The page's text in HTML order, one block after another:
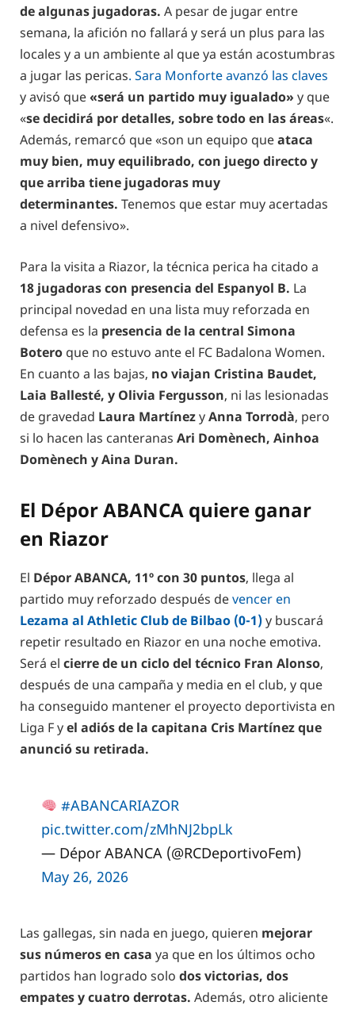
de algunas jugadoras. A pesar de jugar entre
semana, la afición no fallará y será un plus para las
locales y a un ambiente al que ya están acostumbras
a jugar las pericas. Sara Monforte avanzó las claves
y avisó que«será un partido muy igualado» y que
«se decidirá por detalles, sobre todo en las áreas«.
Además, remarcó que «son un equipo queataca
muy bien, muy equilibrado, con juego directo y
que arriba tiene jugadoras muy
determinantes. Tenemos que estar muy acertadas
a nivel defensivo».
Para la visita a Riazor, la técnica perica ha citado a
18 jugadoras con presencia del Espanyol B. La
principal novedad en una lista muy reforzada en
defensa es la presencia de la central Simona
Botero que no estuvo ante el FC Badalona Women.
En cuanto a las bajas, no viajan Cristina Baudet,
Laia Ballesté, y Olivia Fergusson, ni las lesionadas
de gravedad Laura MartínezyAnna Torrodà, pero
si lo hacen las canteranas Ari Domènech, Ainhoa
Domènech y Aina Duran.
El Dépor ABANCA quiere ganar
en Riazor
El Dépor ABANCA, 11º con 30 puntos, llega al
partido muy reforzado después devencer en
Lezama al Athletic Club de Bilbao (0-1)y buscará
repetir resultado en Riazor en una noche emotiva.
Será el cierre de un ciclo del técnico Fran Alonso,
después de una campaña y media en el club, y que
ha conseguido mantener el proyecto deportivista en
Liga F yel adiós de la capitana Cris Martínez que
anunció su retirada.
#ABANCARIAZOR
pic.twitter.com/zMhNJ2bpLk
— Dépor ABANCA (@RCDeportivoFem)
May 26, 2026
Las gallegas, sin nada en juego, quieren mejorar
sus números en casa ya que en los últimos ocho
partidos han logrado solo dos victorias, dos
empates y cuatro derrotas. Además, otro aliciente